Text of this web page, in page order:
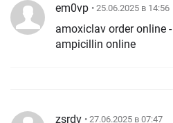
em0vp • 25.06.2025 в 14:56
amoxiclav order online -
ampicillin online
zsrdv • 27.06.2025 в 07:47